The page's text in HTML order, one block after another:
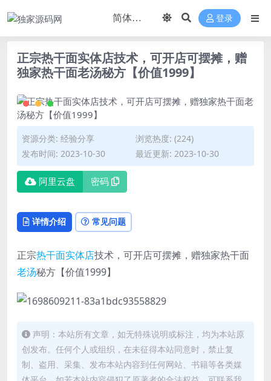
登录
正宗热干面实体店技术，可开店可摆摊，赠
独家热干面老汤秘方【价值1999】
资源分类: 经验分享
浏览热度: (224)
发布时间: 2023-10-30
最近更新: 2023-10-30
阿里云盘 密码
详情介绍 常见问题
正宗热干面实体店技术，可开店可摆摊，赠独家热干面
老汤秘方【价值1999】
声明：本站所有文章，如无特殊说明或标注，均为本站原
创发布。任何个人或组织，在未征得本站同意时，禁止复
制、盗用、采集、发布本站内容到任何网站、书籍等各类媒